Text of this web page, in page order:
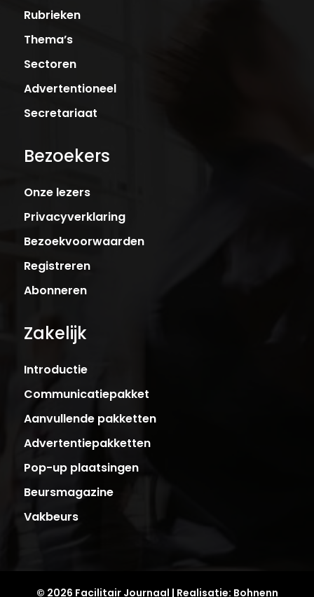
Rubrieken
Thema’s
Sectoren
Advertentioneel
Secretariaat
Bezoekers
Onze lezers
Privacyverklaring
Bezoekvoorwaarden
Registreren
Abonneren
Zakelijk
Introductie
Communicatiepakket
Aanvullende pakketten
Advertentiepakketten
Pop-up plaatsingen
Beursmagazine
Vakbeurs
© 2026 Facilitair Journaal | Realisatie: Bohnenn